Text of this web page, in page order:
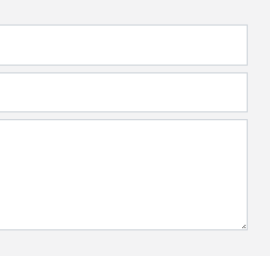
байр -Төв удирдлага